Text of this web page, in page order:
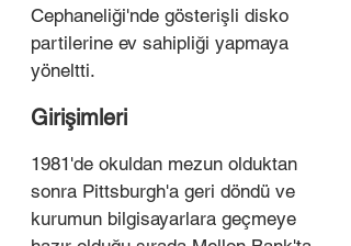
Cephaneliği'nde gösterişli disko
partilerine ev sahipliği yapmaya
yöneltti.
Girişimleri
1981'de okuldan mezun olduktan
sonra Pittsburgh'a geri döndü ve
kurumun bilgisayarlara geçmeye